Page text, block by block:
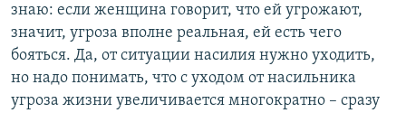
знаю: если женщина говорит, что ей угрожают,
значит, угроза вполне реальная, ей есть чего
бояться. Да, от ситуации насилия нужно уходить,
но надо понимать, что с уходом от насильника
угроза жизни увеличивается многократно – сразу